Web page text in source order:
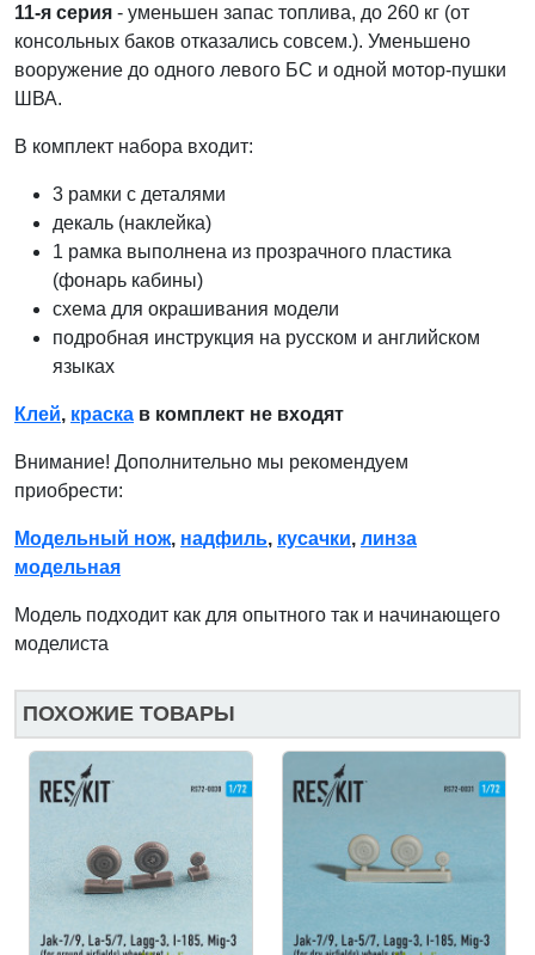
11-я серия - уменьшен запас топлива, до 260 кг (от
консольных баков отказались совсем.). Уменьшено
вооружение до одного левого БС и одной мотор-пушки
ШВА.
В комплект набора входит:
3 рамки с деталями
декаль (наклейка)
1 рамка выполнена из прозрачного пластика
(фонарь кабины)
схема для окрашивания модели
подробная инструкция на русском и английском
языках
Клей, краска в комплект не входят
Внимание! Дополнительно мы рекомендуем
приобрести:
Модельный нож, надфиль, кусачки, линза
модельная
Модель подходит как для опытного так и начинающего
моделиста
ПОХОЖИЕ ТОВАРЫ